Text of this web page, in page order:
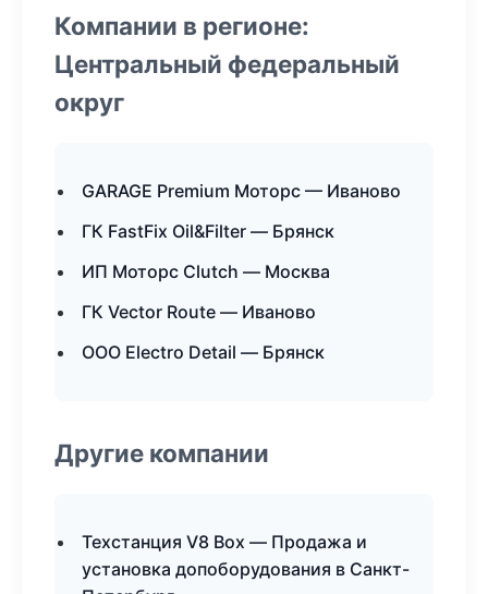
Компании в регионе:
Центральный федеральный
округ
GARAGE Premium Моторс — Иваново
ГК FastFix Oil&Filter — Брянск
ИП Моторс Clutch — Москва
ГК Vector Route — Иваново
ООО Electro Detail — Брянск
Другие компании
Техстанция V8 Box — Продажа и
установка допоборудования в Санкт-